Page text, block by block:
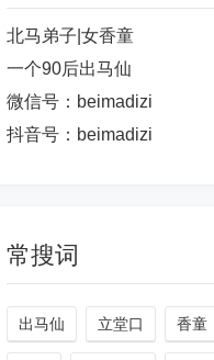
北马弟子|女香童
一个90后出马仙
微信号：beimadizi
抖音号：beimadizi
常搜词
出马仙 立堂口 香童